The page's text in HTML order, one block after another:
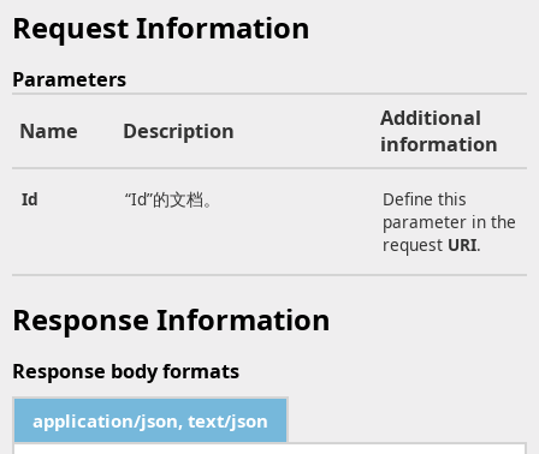
Request Information
Parameters
Name
Description
Additional
information
Id “Id”的文档。
Define this
parameter in the
request URI.
Response Information
Response body formats
application/json, text/json